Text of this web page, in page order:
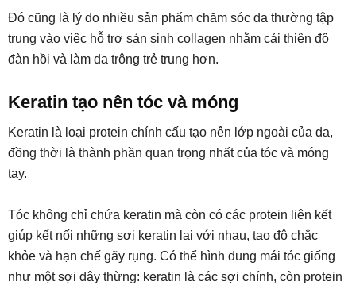
Đó cũng là lý do nhiều sản phẩm chăm sóc da thường tập
trung vào việc hỗ trợ sản sinh collagen nhằm cải thiện độ
đàn hồi và làm da trông trẻ trung hơn.
Keratin tạo nên tóc và móng
Keratin là loại protein chính cấu tạo nên lớp ngoài của da,
đồng thời là thành phần quan trọng nhất của tóc và móng
tay.
Tóc không chỉ chứa keratin mà còn có các protein liên kết
giúp kết nối những sợi keratin lại với nhau, tạo độ chắc
khỏe và hạn chế gãy rụng. Có thể hình dung mái tóc giống
như một sợi dây thừng: keratin là các sợi chính, còn protein